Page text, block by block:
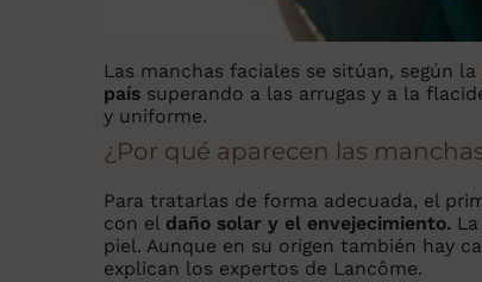
Las manchas faciales se sitúan, según la
país superando a las arrugas y a la
y uniforme.
¿Por qué aparecen las
Para tratarlas de forma adecuada, el
con el daño solar y el envejecimiento.
piel. Aunque en su origen también hay
explican los expertos de Lancôme.